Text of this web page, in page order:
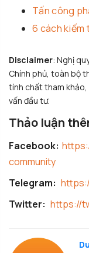
Tấn công
6 cách kiếm
Disclaimer: Nghị
Chính phủ, toàn bộ
tính chất tham khảo,
vấn đầu tư.
Thảo luận
Facebook:
community
Telegram:
Twitter: https://